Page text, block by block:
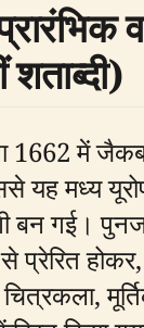
1662 में
यह मध्य
बन गई।
से प्रेरित